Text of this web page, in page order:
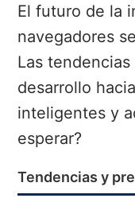
El futuro de la
navegadores
Las
desarrollo
inteligentes y
esperar?
Tendencias y